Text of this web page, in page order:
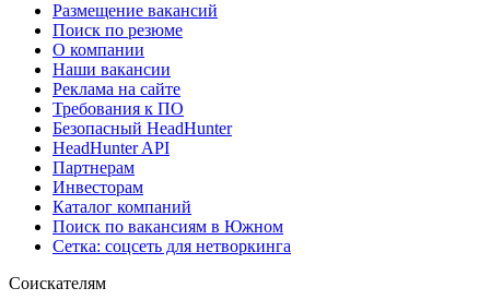
Размещение вакансий
Поиск по резюме
О компании
Наши вакансии
Реклама на сайте
Требования к ПО
Безопасный HeadHunter
HeadHunter API
Партнерам
Инвесторам
Каталог компаний
Поиск по вакансиям в Южном
Сетка: соцсеть для нетворкинга
Соискателям